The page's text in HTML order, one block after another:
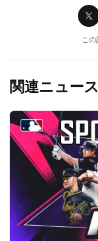
こ
関連ニュース